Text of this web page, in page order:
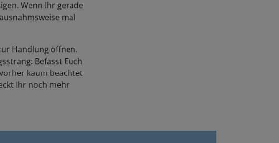
mal
Handlung öffnen.
Befasst Euch
kaum beachtet
Ihr noch mehr